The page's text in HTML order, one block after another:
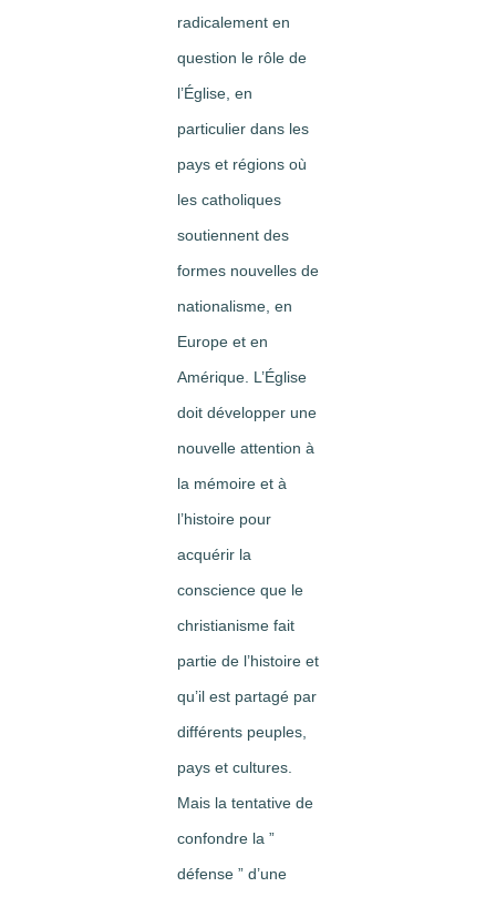
radicalement en
question le rôle de
l’Église, en
particulier dans les
pays et régions où
les catholiques
soutiennent des
formes nouvelles de
nationalisme, en
Europe et en
Amérique. L’Église
doit développer une
nouvelle attention à
la mémoire et à
l’histoire pour
acquérir la
conscience que le
christianisme fait
partie de l’histoire et
qu’il est partagé par
différents peuples,
pays et cultures.
Mais la tentative de
confondre la ”
défense ” d’une